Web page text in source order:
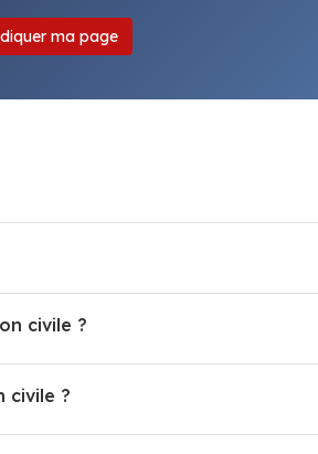
ma page
civile ?
civile ?